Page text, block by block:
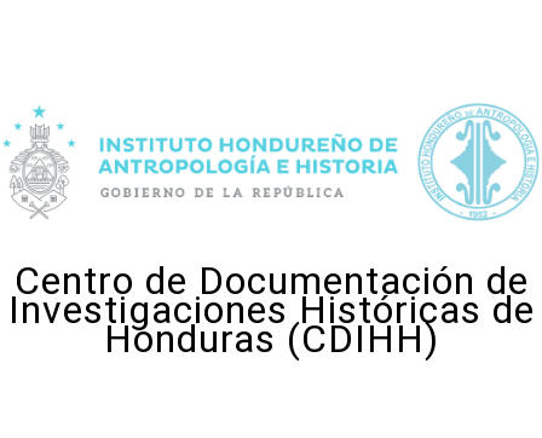
Centro de Documentación de
Investigaciones Históricas de
Honduras (CDIHH)